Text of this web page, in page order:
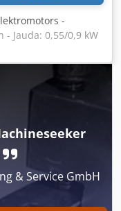
-
Jauda: 0,55/0,9 kW
Ø 25 mm - 3x
klase: IP 54 -
gabalu - Izmēri:
- Svars: 43 kg
& Service GmbH